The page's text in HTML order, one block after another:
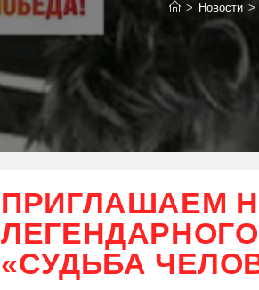
> Новости >
ПРИГЛАШАЕМ
«СУДЬБА